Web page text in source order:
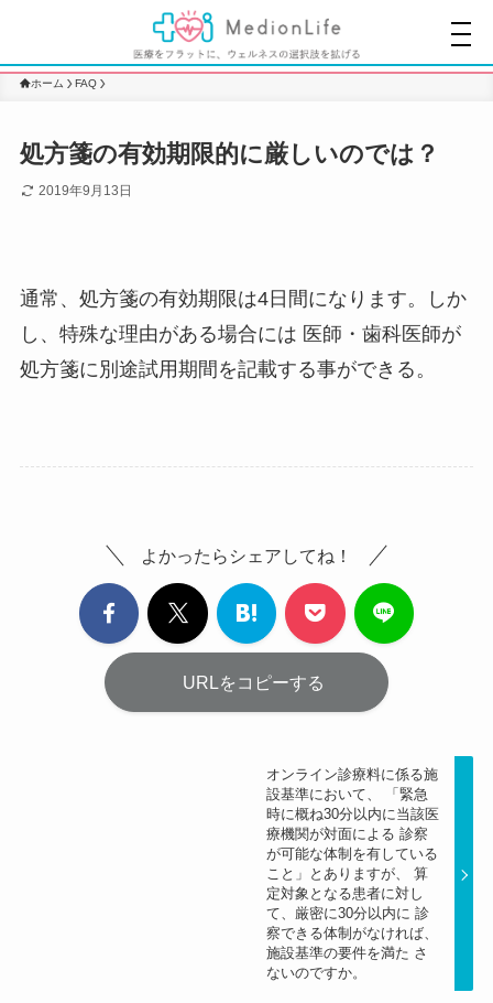
ホーム FAQ
処方箋の有効期限的に厳しいのでは？
2019年9月13日
通常、処方箋の有効期限は4日間になります。しか
し、特殊な理由がある場合には 医師・歯科医師が
処方箋に別途試用期間を記載する事ができる。
よかったらシェアしてね！
URLをコピーする
オンライン診療料に係る施
設基準において、 「緊急
時に概ね30分以内に当該医
療機関が対面による 診察
が可能な体制を有している
こと」とありますが、 算
定対象となる患者に対し
て、厳密に30分以内に 診
察できる体制がなければ、
施設基準の要件を満た さ
ないのですか。